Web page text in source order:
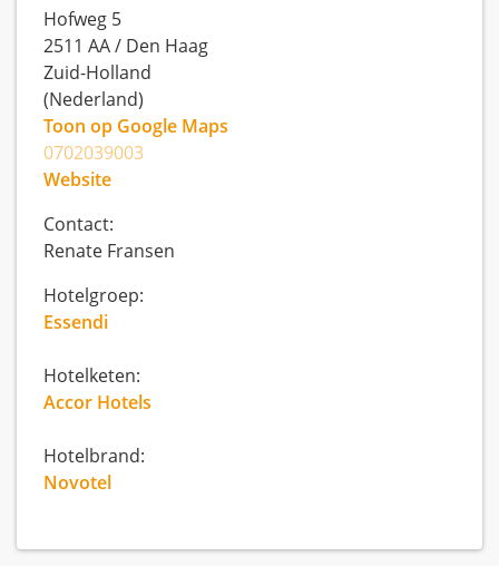
Hofweg 5
2511 AA/ Den Haag
Zuid-Holland
(Nederland)
Toon op Google Maps
0702039003
Website
Contact:
Renate Fransen
Hotelgroep:
Essendi
Hotelketen:
Accor Hotels
Hotelbrand:
Novotel